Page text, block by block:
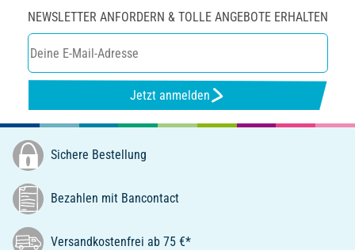
NEWSLETTER ANFORDERN & TOLLE ANGEBOTE ERHALTEN
Jetzt anmelden
Sichere Bestellung
Bezahlen mit Bancontact
Versandkostenfrei ab 75 €*